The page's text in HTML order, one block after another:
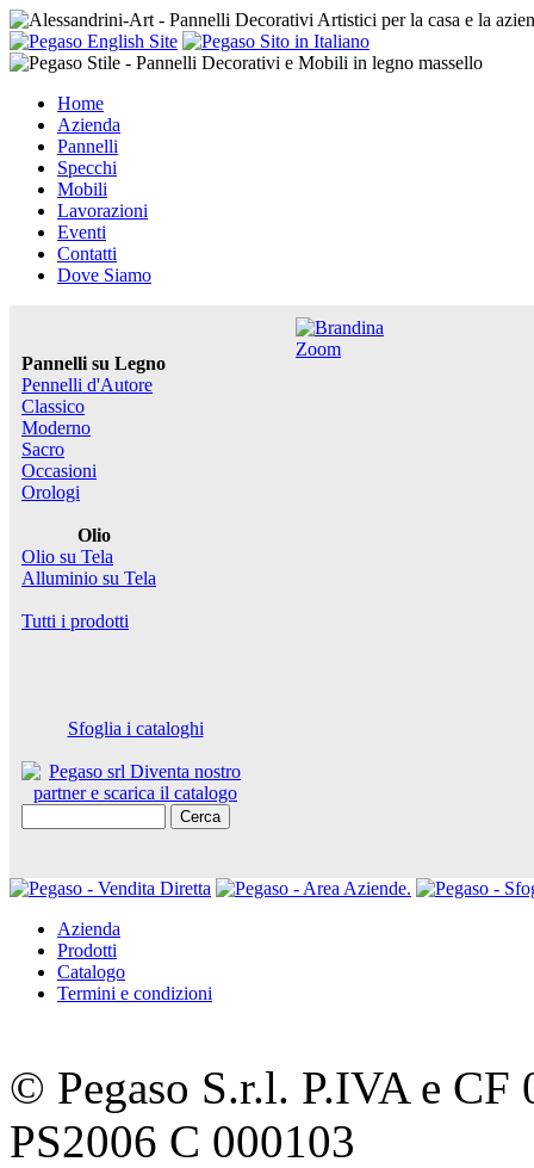
Home
Azienda
Pannelli
Specchi
Mobili
Lavorazioni
Eventi
Contatti
Dove Siamo
Pannelli su Legno
Pennelli d'Autore
Classico
Moderno
Sacro
Occasioni
Orologi
Olio
Olio su Tela
Alluminio su Tela
Tutti i prodotti
Sfoglia i cataloghi
Cerca
Zoom
Azienda
Prodotti
Catalogo
Termini e condizioni
© Pegaso S.r.l. P.IVA e
PS2006 C 000103